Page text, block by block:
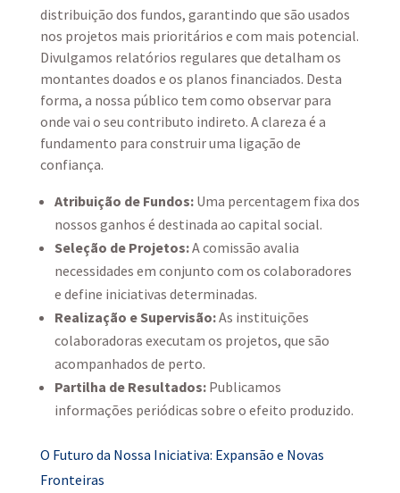
distribuição dos fundos, garantindo que são usados
nos projetos mais prioritários e com mais potencial.
Divulgamos relatórios regulares que detalham os
montantes doados e os planos financiados. Desta
forma, a nossa público tem como observar para
onde vai o seu contributo indireto. A clareza é a
fundamento para construir uma ligação de
confiança.
Atribuição de Fundos:Uma percentagem fixa dos
nossos ganhos é destinada ao capital social.
Seleção de Projetos:A comissão avalia
necessidades em conjunto com os colaboradores
e define iniciativas determinadas.
Realização e Supervisão:As instituições
colaboradoras executam os projetos, que são
acompanhados de perto.
Partilha de Resultados:Publicamos
informações periódicas sobre o efeito produzido.
O Futuro da Nossa Iniciativa: Expansão e Novas
Fronteiras